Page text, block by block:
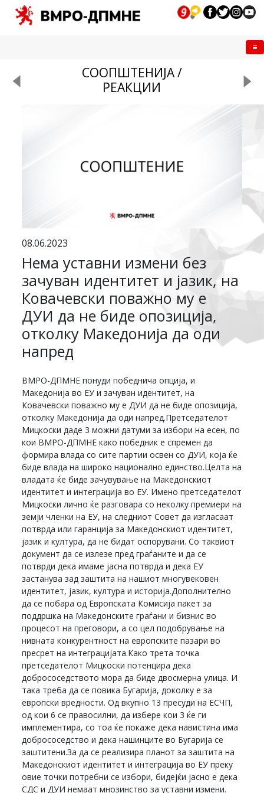
СООПШТЕНИЈА /
РЕАКЦИИ
08.06.2023
Нема уставни измени без
зачуван идентитет и јазик, на
Ковачевски поважно му е
ДУИ да не биде опозиција,
отколку Македонија да оди
напред
ВМРО-ДПМНЕ понуди победнича опција, и
Македонија во ЕУ и зачуван идентитет, на
Ковачевски поважно му е ДУИ да не биде опозиција,
отколку Македонија да оди напред.Претседателот
Мицкоски даде 3 можни датуми за избори на есен, по
кои ВМРО-ДПМНЕ како победник е спремен да
формира влада со сите партии освен со ДУИ, која ќе
биде влада на широко национално единство.Целта на
владата ќе биде зачувување на Македонскиот
идентитет и интеграција во ЕУ. Имено претседателот
Мицкоски лично ќе разговара со неколку премиери на
земји членки на ЕУ, на следниот Совет да изгласаат
потврда или гаранција за Македонскиот идентитет,
јазик и култура, да не бидат оспорувани. Со таквиот
документ да се излезе пред граѓаните и да се
потврди дека имаме јасна потврда и дека ЕУ
застанува зад заштита на нашиот многувековен
идентитет, јазик, култура и историја.Дополнително
да се побара од Европската Комисија пакет за
поддршка на Македонските граѓани и бизнис во
процесот на преговори, а со цел подобрување на
нивната конкурентност на европските пазари во
пресрет на интеграцијата.Како трета точка
претседателот Мицкоски потенцира дека
добрососедството мора да биде двосмерна улица. И
така треба да се повика Бугарија, доколку е за
европски вредности. Од вкупно 13 пресуди на ЕСЧП,
од кои 6 се правосилни, да избере кои 3 ќе ги
имплементира, со тоа ќе покаже дека навистина има
добрососедство и дека нашинците во Бугарија се
заштитени.За да се реализира планот за заштита на
Македонскиот идентитет и интеграција во ЕУ преку
овие точки потребни се избори, бидејќи јасно е дека
СДС и ДУИ немаат мнозинство за уставни измени.